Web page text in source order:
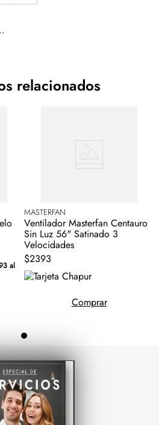
relacionados
al
MASTERFAN
Ventilador Masterfan Centauro
Sin Luz 56" Satinado 3
Velocidades
$2393
Comprar